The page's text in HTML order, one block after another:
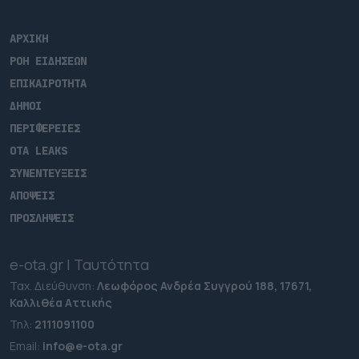
ΑΡΧΙΚΗ
ΡΟΗ ΕΙΔΗΣΕΩΝ
ΕΠΙΚΑΙΡΟΤΗΤΑ
ΔΗΜΟΙ
ΠΕΡΙΦΕΡΕΙΕΣ
OTA LEAKS
ΣΥΝΕΝΤΕΥΞΕΙΣ
ΑΠΟΨΕΙΣ
ΠΡΟΣΛΗΨΕΙΣ
e-ota.gr | Ταυτότητα
Ταχ. Διεύθυνση: Λεωφόρος Ανδρέα Συγγρού 188, 17671,
Καλλιθέα Αττικής
Τηλ: 2111091100
Εmail: info@e-ota.gr